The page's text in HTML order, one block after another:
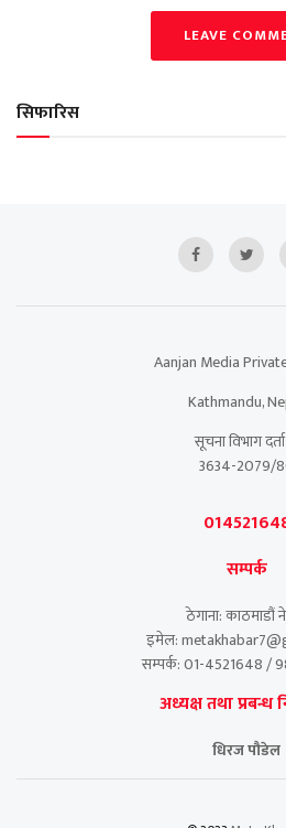
LEAVE
सिफारिस
Aanjan Media
Kathmandu,
सूचना विभाग
3634-2079/
सम्पर्क
ठेगाना: काठमाडौं
इमेल:
सम्पर्क: 01-4521648 /
अध्यक्ष तथा प्रबन्ध
धिरज पौडेल